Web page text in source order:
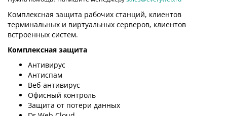
Комплексная защита рабочих станций, клиентов
терминальных и виртуальных серверов, клиентов
встроенных систем.
Комплексная защита
Антивирус
Антиспам
Веб-антивирус
Офисный контроль
Защита от потери данных